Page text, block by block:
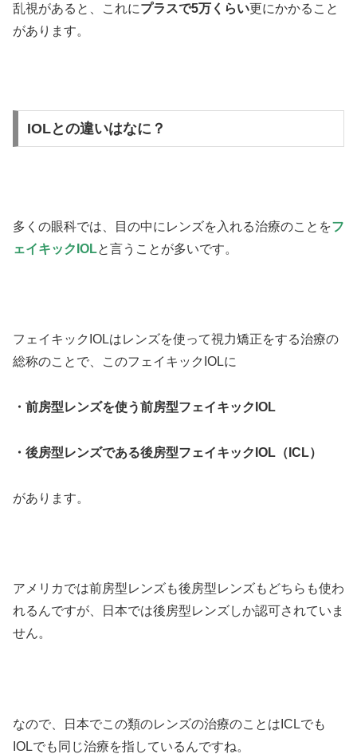
乱視があると、これにプラスで5万くらい更にかかること
があります。
IOLとの違いはなに？
多くの眼科では、目の中にレンズを入れる治療のことをフ
ェイキックIOLと言うことが多いです。
フェイキックIOLはレンズを使って視力矯正をする治療の
総称のことで、このフェイキックIOLに
・前房型レンズを使う前房型フェイキックIOL
・後房型レンズである後房型フェイキックIOL（ICL）
があります。
アメリカでは前房型レンズも後房型レンズもどちらも使わ
れるんですが、日本では後房型レンズしか認可されていま
せん。
なので、日本でこの類のレンズの治療のことはICLでも
IOLでも同じ治療を指しているんですね。